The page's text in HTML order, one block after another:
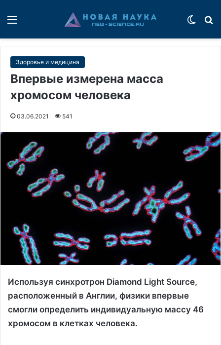
Здоровье и медицина
Впервые измерена масса
хромосом человека
03.06.2021 541
Используя синхротрон Diamond Light Source,
расположенный в Англии, физики впервые
смогли определить индивидуальную массу 46
хромосом в клетках человека.